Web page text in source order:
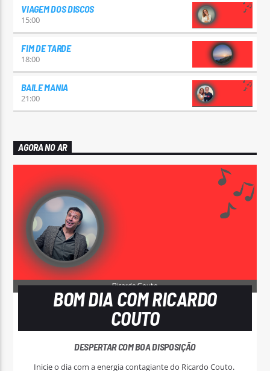
VIAGEM DOS DISCOS
15:00
FIM DE TARDE
18:00
BAILE MANIA
21:00
AGORA NO AR
BOM DIA COM RICARDO
COUTO
DESPERTAR COM BOA DISPOSIÇÃO
Inicie o dia com a energia contagiante do Ricardo Couto.